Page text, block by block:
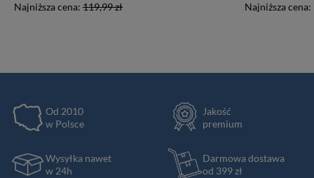
Najniższa cena: 119,99 zł Najniższa cena:
Od 2010
w Polsce
Jakość
premium
Wysyłka nawet
w 24h
Darmowa dostawa
od 399 zł